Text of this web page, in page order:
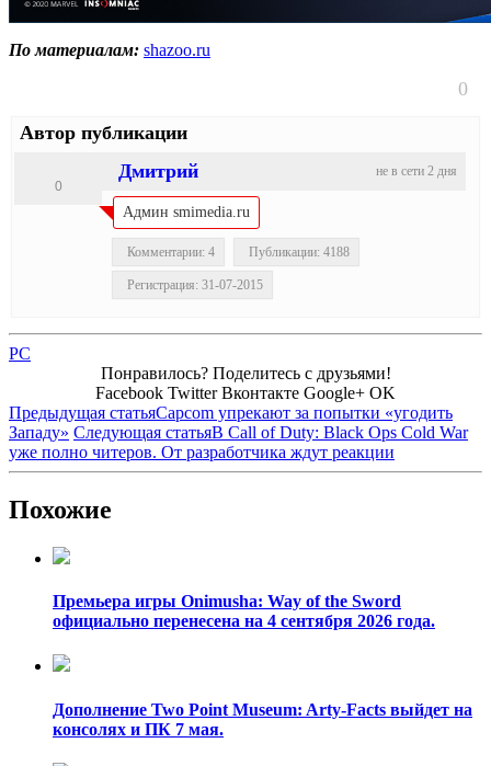
По материалам: shazoo.ru
0
Автор публикации
не в сети 2 дня
Дмитрий
0
Админ smimedia.ru
Комментарии: 4 Публикации: 4188
Регистрация: 31-07-2015
PC
Понравилось? Поделитесь с друзьями!
Facebook Twitter Вконтакте Google+ OK
Предыдущая статьяCapcom упрекают за попытки «угодить
Западу» Следующая статьяВ Call of Duty: Black Ops Cold War
уже полно читеров. От разработчика ждут реакции
Похожие
Премьера игры Onimusha: Way of the Sword
официально перенесена на 4 сентября 2026 года.
Дополнение Two Point Museum: Arty-Facts выйдет на
консолях и ПК 7 мая.